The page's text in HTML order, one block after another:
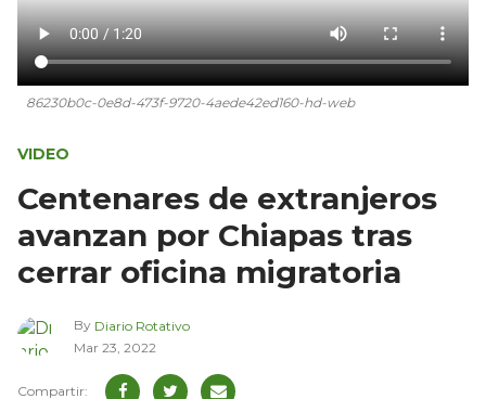
86230b0c-0e8d-473f-9720-4aede42ed160-hd-web
VIDEO
Centenares de extranjeros
avanzan por Chiapas tras
cerrar oficina migratoria
By Diario Rotativo
Mar 23, 2022